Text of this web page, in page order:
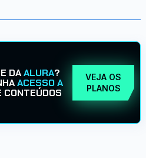
DAALURA?
ACESSO A
CONTEÚDOS
VEJA OS
PLANOS